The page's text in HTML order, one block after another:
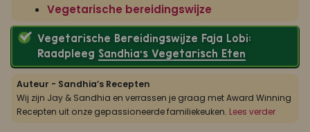
Vegetarische bereidingswijze
Vegetarische Bereidingswijze Faja Lobi:
Raadpleeg Sandhia’s Vegetarisch Eten
Auteur - Sandhia’s Recepten
Wij zijn Jay & Sandhia en verrassen je graag met Award Winning
Recepten uit onze gepassioneerde familiekeuken. Lees verder